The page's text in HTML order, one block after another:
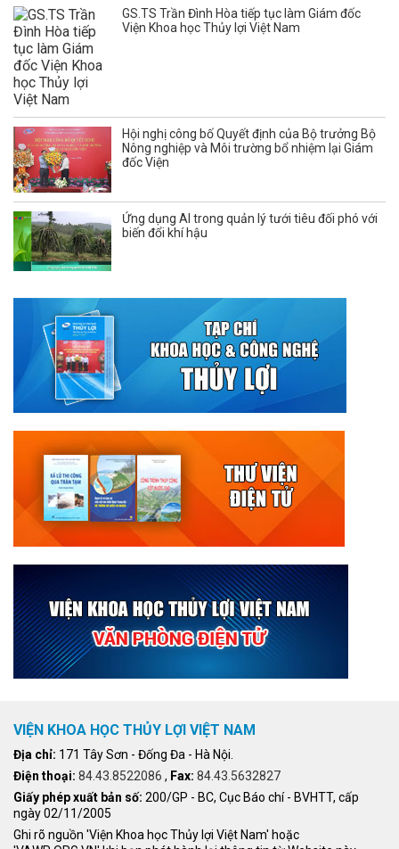
GS.TS Trần Đình Hòa tiếp tục làm Giám đốc
Viện Khoa học Thủy lợi Việt Nam
Hội nghị công bố Quyết định của Bộ trưởng Bộ
Nông nghiệp và Môi trường bổ nhiệm lại Giám
đốc Viện
Ứng dụng AI trong quản lý tưới tiêu đối phó với
biến đổi khí hậu
VIỆN KHOA HỌC THỦY LỢI VIỆT NAM
Địa chỉ: 171 Tây Sơn - Đống Đa - Hà Nội.
Điện thoại: 84.43.8522086 , Fax: 84.43.5632827
Giấy phép xuất bản số: 200/GP - BC, Cục Báo chí - BVHTT, cấp
ngày 02/11/2005
Ghi rõ nguồn 'Viện Khoa học Thủy lợi Việt Nam' hoặc